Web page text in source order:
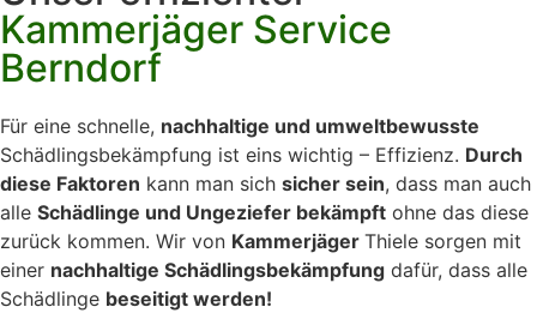
Kammerjäger Service
Berndorf
Für eine schnelle, nachhaltige und umweltbewusste
Schädlingsbekämpfung ist eins wichtig – Effizienz. Durch
diese Faktoren kann man sich sicher sein, dass man auch
alle Schädlinge und Ungeziefer bekämpft ohne das diese
zurück kommen. Wir von Kammerjäger Thiele sorgen mit
einer nachhaltige Schädlingsbekämpfung dafür, dass alle
Schädlinge beseitigt werden!